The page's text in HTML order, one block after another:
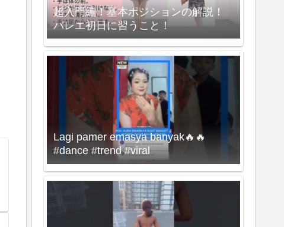
超入門編！基本ポジションの解説！
バレエ初日に習うこと！
Lagi pamer emasya banyak🔥🔥
#dance #trend #viral